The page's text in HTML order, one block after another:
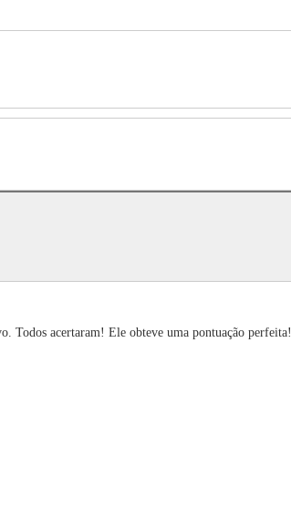
Todos acertaram! Ele obteve uma pontuação perfeita!